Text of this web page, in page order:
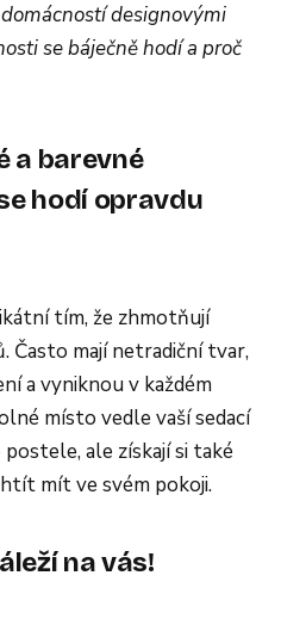
designovými
se báječně hodí a proč
a barevné
hodí opravdu
tím, že zhmotňují
Často mají netradiční tvar,
a vyniknou v každém
místo vedle vaší sedací
ale získají si také
mít ve svém pokoji.
na vás!